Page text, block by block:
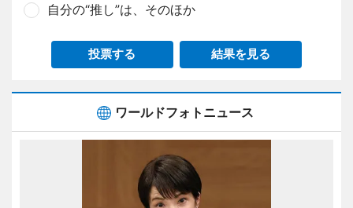
自分の“推し”は、そのほか
投票する 結果を見る
ワールドフォトニュース